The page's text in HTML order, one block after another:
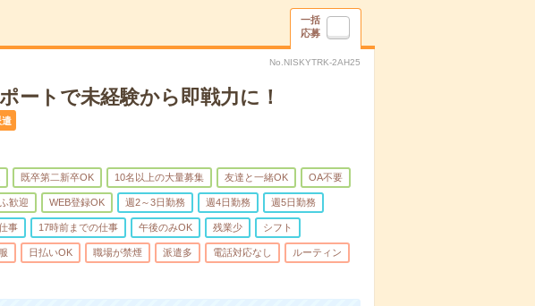
一括
応募
No.NISKYTRK-2AH25
ートで未経験から即戦力に！
遣
既卒第二新卒OK 10名以上の大量募集 友達と一緒OK OA不要
歓迎 WEB登録OK 週2～3日勤務 週4日勤務 週5日勤務
事 17時前までの仕事 午後のみOK 残業少 シフト
日払いOK 職場が禁煙 派遣多 電話対応なし ルーティン